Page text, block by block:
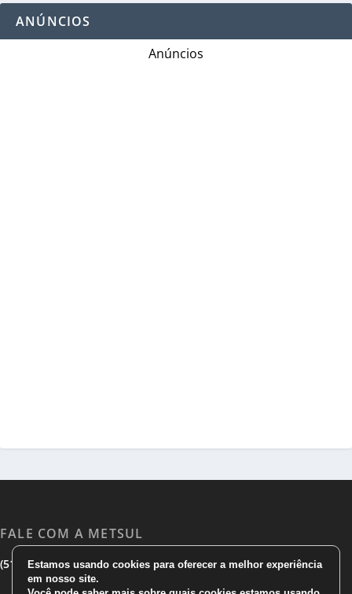
ANÚNCIOS
Anúncios
FALE COM A METSUL
(51) 3533 1983|(51)3785 7752| comercial@metsul.com
Estamos usando cookies para oferecer a melhor experiência
em nosso site.